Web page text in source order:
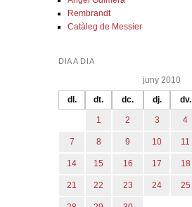
Rembrandt
Catàleg de Messier
DIA A DIA
juny 2010
dl. dt. dc. dj. dv.
1 2 3 4
7 8 9 10 11
14 15 16 17 18
21 22 23 24 25